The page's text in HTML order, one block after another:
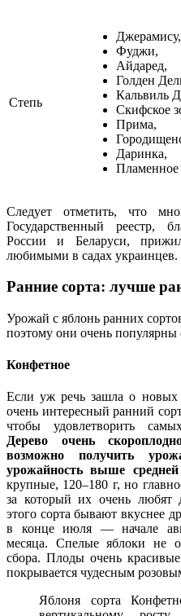
Степь
Джерамису,
Фуджи,
Айдаред,
Голден
Кальвиль
Скифское
Прима,
Даринка,
Пламенное
Следует отметить, что
Государственный реестр,
России и Беларуси,
любимыми в садах украинцев.
Ранние сорта: лучше
Урожай с яблонь ранних
поэтому они очень популярны
Конфетное
Если уж речь зашла о новых
очень интересный ранний
чтобы удовлетворить
Дерево очень
возможно получить
урожайность выше
крупные, 120–180 г, но
за который их очень любят
этого сорта бывают вкуснее
в конце июля — начале
месяца. Спелые яблоки не
сбора. Плоды очень
покрывается чудесным
Яблоня сорта